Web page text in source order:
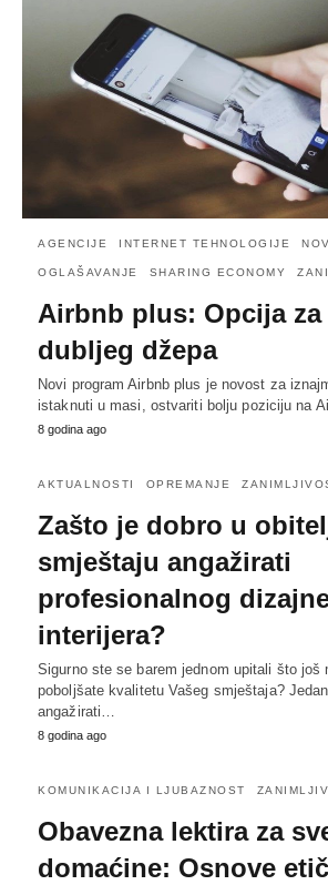
AGENCIJE INTERNET TEHNOLOGIJE
OGLAŠAVANJE SHARING ECONOMY
Airbnb plus: Opcija za
dubljeg džepa
Novi program Airbnb plus je novost za
istaknuti u masi, ostvariti bolju poziciju na
8 godina ago
AKTUALNOSTI OPREMANJE
Zašto je dobro u
smještaju angažirati
profesionalnog
interijera?
Sigurno ste se barem jednom upitali što još
poboljšate kvalitetu Vašeg smještaja?
angažirati…
8 godina ago
KOMUNIKACIJA I LJUBAZNOST
Obavezna lektira za
domaćine: Osnove